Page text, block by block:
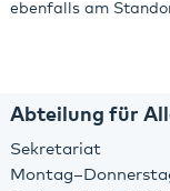
ebenfalls am
Abteilung für
Sekretariat